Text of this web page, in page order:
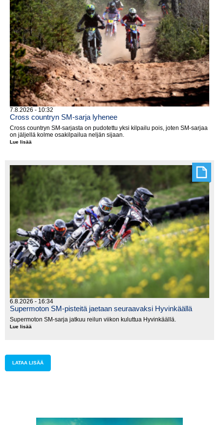
7.8.2026 - 10:32
Cross countryn SM-sarja lyhenee
Cross countryn SM-sarjasta on pudotettu yksi kilpailu pois, joten SM-sarjaa
on jäljellä kolme osakilpailua neljän sijaan.
Lue lisää
lyhenee
6.8.2026 - 16:34
Supermoton SM-pisteitä jaetaan seuraavaksi Hyvinkäällä
Supermoton SM-sarja jatkuu reilun viikon kuluttua Hyvinkäällä.
Lue lisää
seuraavaksi
Hyvinkäällä
LATAA LISÄÄ